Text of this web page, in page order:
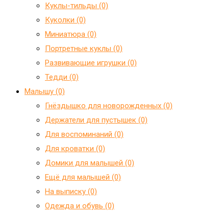
Куклы-тильды (0)
Куколки (0)
Миниатюра (0)
Портретные куклы (0)
Развивающие игрушки (0)
Тедди (0)
Малышу (0)
Гнёздышко для новорожденных (0)
Держатели для пустышек (0)
Для воспоминаний (0)
Для кроватки (0)
Домики для малышей (0)
Ещё для малышей (0)
На выписку (0)
Одежда и обувь (0)